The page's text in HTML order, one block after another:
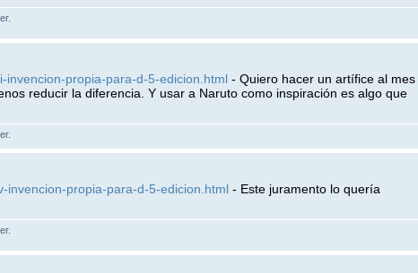
invencion-propia-para-d-5-edicion.html - Quiero hacer un artífice al mes
reducir la diferencia. Y usar a Naruto como inspiración es algo que
invencion-propia-para-d-5-edicion.html - Este juramento lo quería